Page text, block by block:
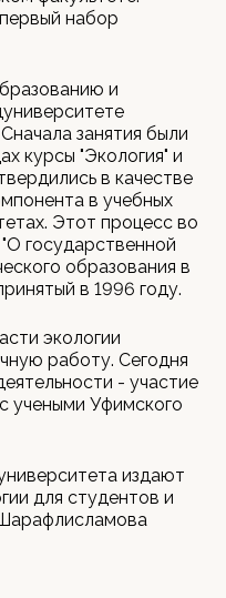
набор
и
занятия были
курсы "Экология" и
в качестве
в учебных
Этот процесс во
государственной
образования в
в 1996 году.
экологии
работу. Сегодня
- участие
учеными Уфимского
издают
для студентов и